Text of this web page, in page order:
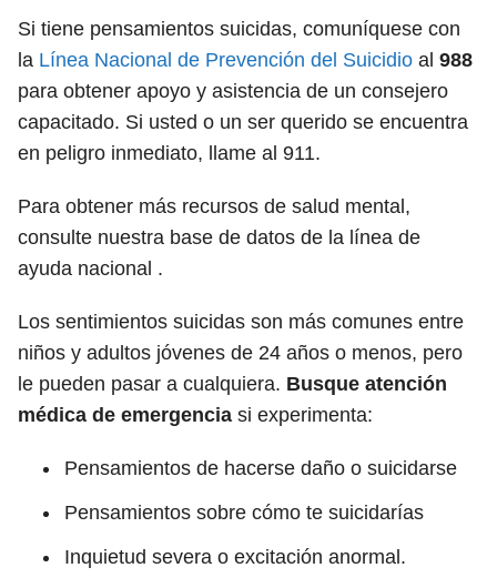
Si tiene pensamientos suicidas, comuníquese con
la Línea Nacional de Prevención del Suicidio al 988
para obtener apoyo y asistencia de un consejero
capacitado. Si usted o un ser querido se encuentra
en peligro inmediato, llame al 911.
Para obtener más recursos de salud mental,
consulte nuestra base de datos de la línea de
ayuda nacional .
Los sentimientos suicidas son más comunes entre
niños y adultos jóvenes de 24 años o menos, pero
le pueden pasar a cualquiera. Busque atención
médica de emergencia si experimenta:
Pensamientos de hacerse daño o suicidarse
Pensamientos sobre cómo te suicidarías
Inquietud severa o excitación anormal.